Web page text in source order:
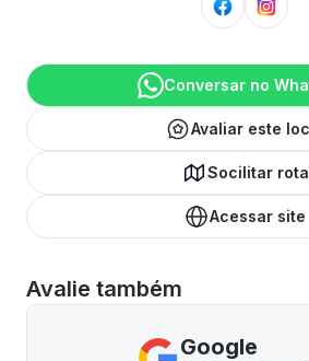
Conversar no
Avaliar este
Socilitar rota
Acessar site
Avalie também
Google